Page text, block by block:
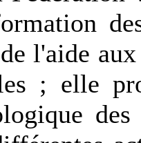
l'aide
; elle